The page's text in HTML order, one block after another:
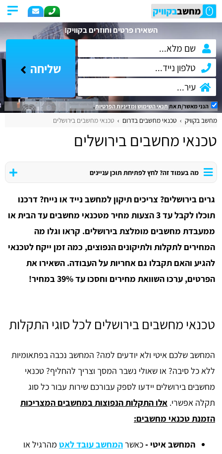
השאירו פרטים וחוזרים בקוויק!
שליחה
הנני מאשר/ת את תנאי השימושומדיניות הפרטיות.
מחשב בקוויק טכנאי מחשבים בדרום טכנאי מחשבים בירושלים
טכנאי מחשבים בירושלים
מה בעמוד זה? לחץ לפתיחת תוכן עניינים
גרים בירושלים? צריכים תיקון למחשב נייד או נייח? דרכנו
תוכלו לקבל עד 3 הצעות מחיר מטכנאי מחשבים עד הבית או
ממעבדת מחשבים מומלצת בירושלים. קראו וגלו מה
המחירים לתקלות ולתיקונים הנפוצים, כמה זמן ייקח לטכנאי
להגיע והאם תקבלו גם אחריות על העבודה. השאירו את
הפרטים, ערכו השוואת מחירים וחסכו עד 39% במחיר!
טכנאי מחשבים בירושלים לכל סוגי התקלות
המחשב שלכם איטי ולא יודעים למה? המחשב נכבה בפתאומיות
ללא כל סיבה? או שאולי נשבר המסך וצריך להחליף? טכנאי
מחשבים בירושלים יידעו לספק עבורכם שירות עבור כל סוג
תקלה אפשרי. אלו התקלות הנפוצות במחשבים המצריכות
הזמנת טכנאי מחשבים:
המחשב איטי -כאשרהמחשב עובד לאט מהרגיל או